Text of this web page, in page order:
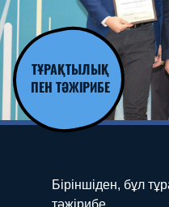
ТҰРАҚТЫЛЫҚ
ПЕН ТӘЖІРИБЕ
Біріншіден, бұл
тәжірибе.